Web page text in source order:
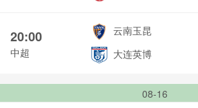
20:00
中超
云南玉昆
大连英博
08-16